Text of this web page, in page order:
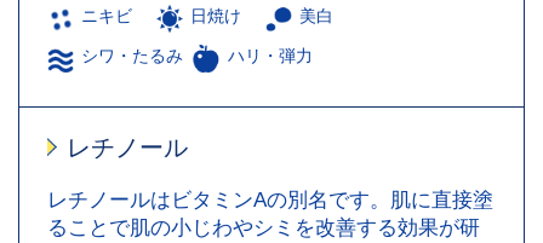
ニキビ 日焼け 美白
シワ・たるみ ハリ・弾力
レチノール
レチノールはビタミンAの別名です。肌に直接塗
ることで肌の小じわやシミを改善する効果が研